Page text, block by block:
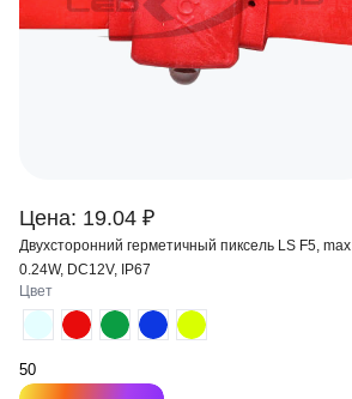
Цена: 19.04 ₽
Двухсторонний герметичный пиксель LS F5, max
0.24W, DC12V, IP67
Цвет